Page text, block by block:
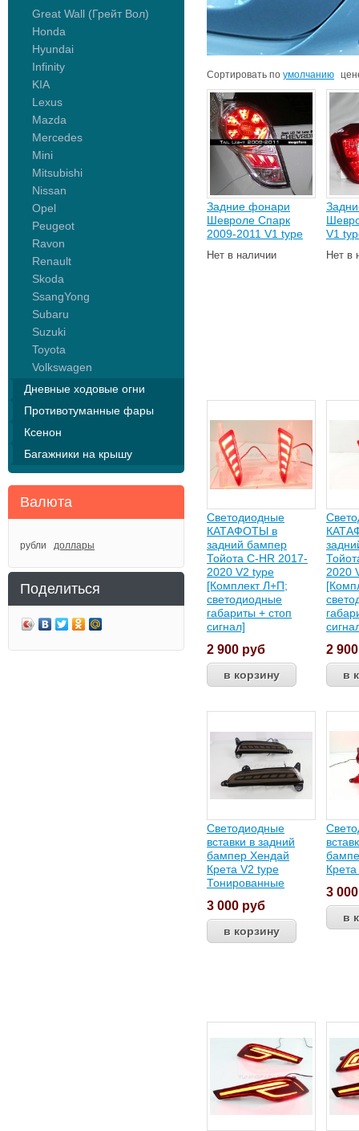
Great Wall (Грейт Вол)
Honda
Hyundai
Infinity
KIA
Lexus
Mazda
Mercedes
Mini
Mitsubishi
Nissan
Opel
Peugeot
Ravon
Renault
Skoda
SsangYong
Subaru
Suzuki
Toyota
Volkswagen
Дневные ходовые огни
Противотуманные фары
Ксенон
Багажники на крышу
Валюта
рубли доллары
Поделиться
Сортировать по умолчанию
Задние фонари
Шевроле Спарк
2009-2011 V1 type
Нет в наличии
V1
Нет в
Светодиодные
КАТАФОТЫ в
задний бампер
Тойота C-HR 2017-
2020 V2 type
[Комплект Л+П;
светодиодные
габариты + стоп
сигнал]
2 900 руб
2020
2
Светодиодные
вставки в задний
бампер Хендай
Крета V2 type
Тонированные
3 000 руб
3